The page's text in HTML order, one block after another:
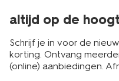
altijd op de
Schrijf je in voor de
korting. Ontvang
(online) aanbiedingen.